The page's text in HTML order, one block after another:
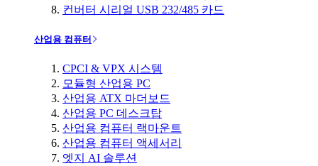
컨버터 시리얼 USB 232/485 카드
산업용 컴퓨터
CPCI & VPX 시스템
모듈형 산업용 PC
산업용 ATX 마더보드
산업용 PC 데스크탑
산업용 컴퓨터 랙마운트
산업용 컴퓨터 액세서리
엣지 AI 솔루션